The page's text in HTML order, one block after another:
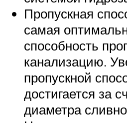
Пропускная
самая
способность
канализацию.
пропускной
достигается за
диаметра